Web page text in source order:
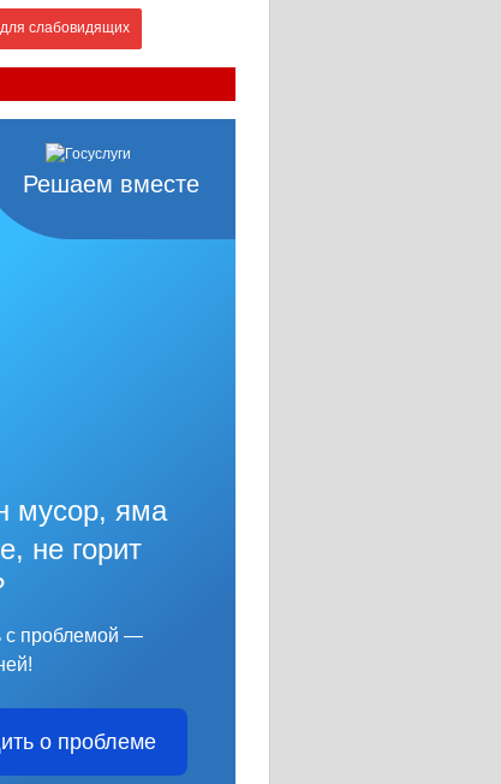
слабовидящих
Решаем вместе
мусор, яма
не горит
с проблемой —
о проблеме